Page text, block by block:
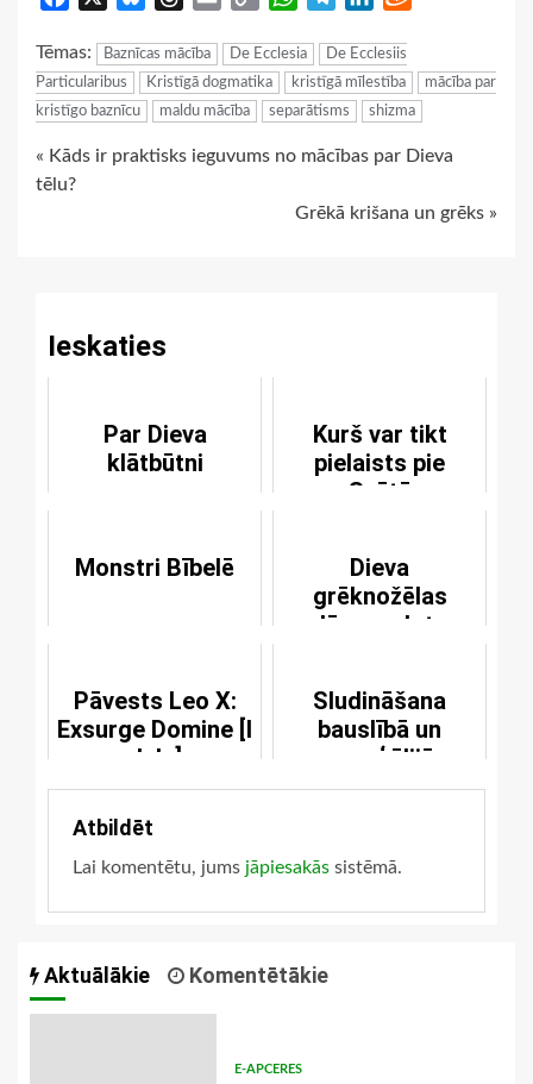
Tēmas: Baznīcas mācība De Ecclesia
De Ecclesiis
Particularibus
Kristīgā dogmatika kristīgā mīlestība
mācība par
kristīgo baznīcu
maldu mācība separātisms shizma
Continue
« Kāds ir praktisks ieguvums no mācības par Dieva
tēlu?
Grēkā krišana un grēks »
Ieskaties
Par Dieva
klātbūtni
Kurš var tikt
pielaists pie
Svētā
Monstri Bībelē
Dieva
grēknožēlas
dāvana dota
Pāvests Leo X:
Exsurge Domine [I
daļa]
Sludināšana
bauslībā un
evaņģēlijā
Atbildēt
Lai komentētu, jums jāpiesakās sistēmā.
Aktuālākie Komentētākie
E-APCERES